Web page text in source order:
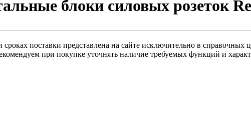
блоки силовых розеток
поставки представлена на сайте исключительно в справочных
при покупке уточнять наличие требуемых функций и